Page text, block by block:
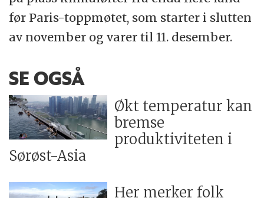
før Paris-toppmøtet, som starter i slutten
av november og varer til 11. desember.
SE OGSÅ
Økt temperatur kan
bremse
produktiviteten i
Sørøst-Asia
Her merker folk